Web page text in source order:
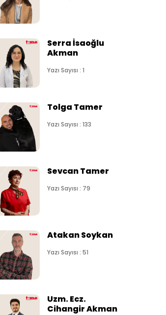
Serra İsaoğlu
Akman
Yazı Sayısı : 1
Tolga Tamer
Yazı Sayısı : 133
Sevcan Tamer
Yazı Sayısı : 79
Atakan Soykan
Yazı Sayısı : 51
Uzm. Ecz.
Cihangir Akman